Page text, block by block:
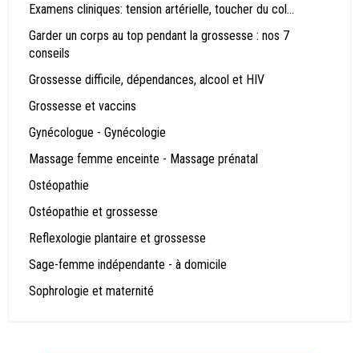
Examens cliniques: tension artérielle, toucher du col...
Garder un corps au top pendant la grossesse : nos 7
conseils
Grossesse difficile, dépendances, alcool et HIV
Grossesse et vaccins
Gynécologue - Gynécologie
Massage femme enceinte - Massage prénatal
Ostéopathie
Ostéopathie et grossesse
Reflexologie plantaire et grossesse
Sage-femme indépendante - à domicile
Sophrologie et maternité